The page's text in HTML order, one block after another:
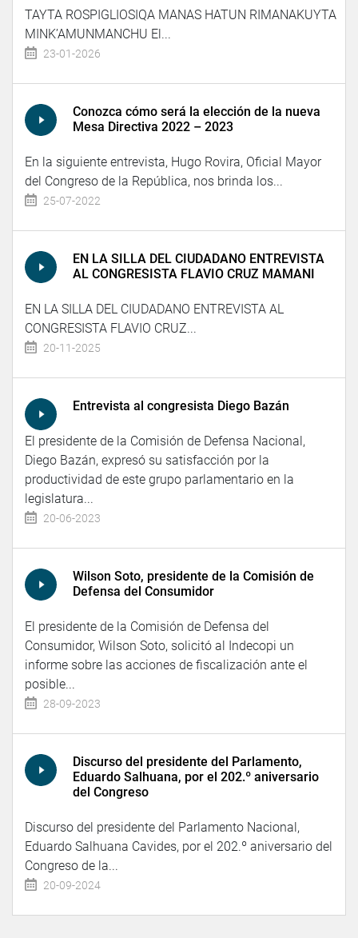
TAYTA ROSPIGLIOSIQA MANAS HATUN RIMANAKUYTA
MINK’AMUNMANCHU El...
23-01-2026
Conozca cómo será la elección de la nueva
Mesa Directiva 2022 – 2023
En la siguiente entrevista, Hugo Rovira, Oficial Mayor
del Congreso de la República, nos brinda los...
25-07-2022
EN LA SILLA DEL CIUDADANO ENTREVISTA
AL CONGRESISTA FLAVIO CRUZ MAMANI
EN LA SILLA DEL CIUDADANO ENTREVISTA AL
CONGRESISTA FLAVIO CRUZ...
20-11-2025
Entrevista al congresista Diego Bazán
El presidente de la Comisión de Defensa Nacional,
Diego Bazán, expresó su satisfacción por la
productividad de este grupo parlamentario en la
legislatura...
20-06-2023
Wilson Soto, presidente de la Comisión de
Defensa del Consumidor
El presidente de la Comisión de Defensa del
Consumidor, Wilson Soto, solicitó al Indecopi un
informe sobre las acciones de fiscalización ante el
posible...
28-09-2023
Discurso del presidente del Parlamento,
Eduardo Salhuana, por el 202.º aniversario
del Congreso
Discurso del presidente del Parlamento Nacional,
Eduardo Salhuana Cavides, por el 202.º aniversario del
Congreso de la...
20-09-2024